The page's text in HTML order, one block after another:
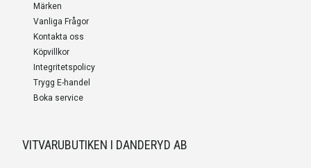
Märken
Vanliga Frågor
Kontakta oss
Köpvillkor
Integritetspolicy
Trygg E-handel
Boka service
VITVARUBUTIKEN I DANDERYD AB